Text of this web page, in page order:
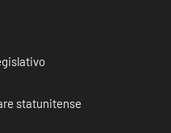
statunitense